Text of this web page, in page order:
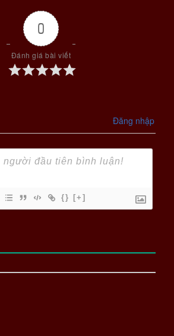
0
Đánh giá bài viết
Đăng nhập
{} [+]